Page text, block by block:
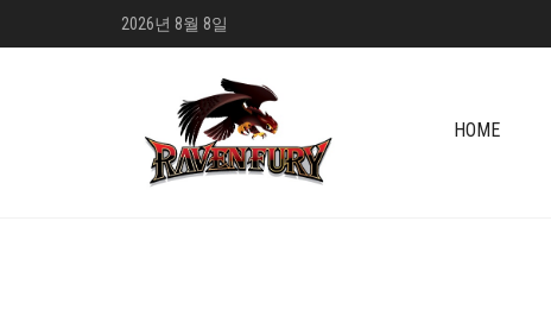
2026년 8월 8일
HOME